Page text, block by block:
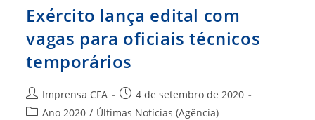
Exército lança edital com
vagas para oficiais técnicos
temporários
Autor
do
Imprensa CFA
Post
publicado:
4 de setembro de 2020
Categoria
Ano 2020 / Últimas Notícias (Agência)